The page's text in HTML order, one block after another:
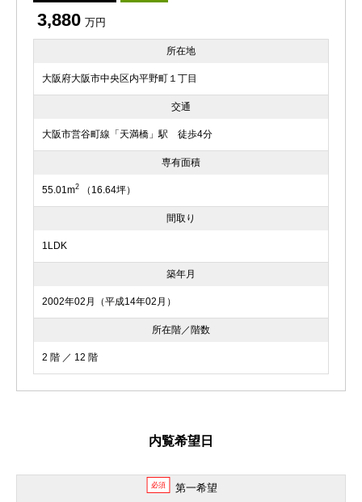
3,880 万円
所在地
大阪府大阪市中央区内平野町１丁目
交通
大阪市営谷町線「天満橋」駅 徒歩4分
専有面積
55.01m2 （16.64坪）
間取り
1LDK
築年月
2002年02月（平成14年02月）
所在階／階数
2 階 ／ 12 階
内覧希望日
必須 第一希望